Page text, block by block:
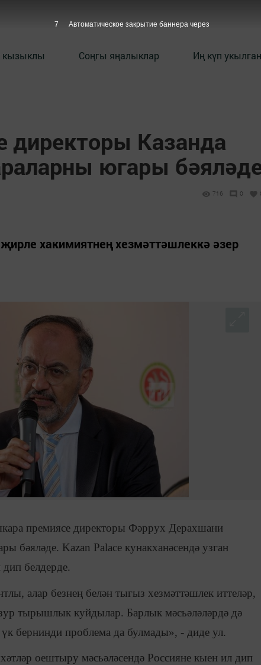
кызыклы Соңгы яңалыклар Иң күп
директоры Казанда
югары
716 0
хакимиятнең хезмәттәшлеккә әзер
премиясе директоры Фәррух Дерахшани
бәяләде. Kazan Palacе кунакханәсендә узган
белдерде.
алар безнең белән тыгыз хезмәттәшлек иттеләр,
тырышлык куйдылар. Барлык мәсьәләләрдә дә
бернинди проблема да булмады», - диде ул.
оештыру мәсьәләсендә Россияне кыен ил дип
6 Автоматическое закрытие баннера через